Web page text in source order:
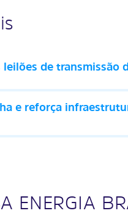
leilões de transmissão
e reforça